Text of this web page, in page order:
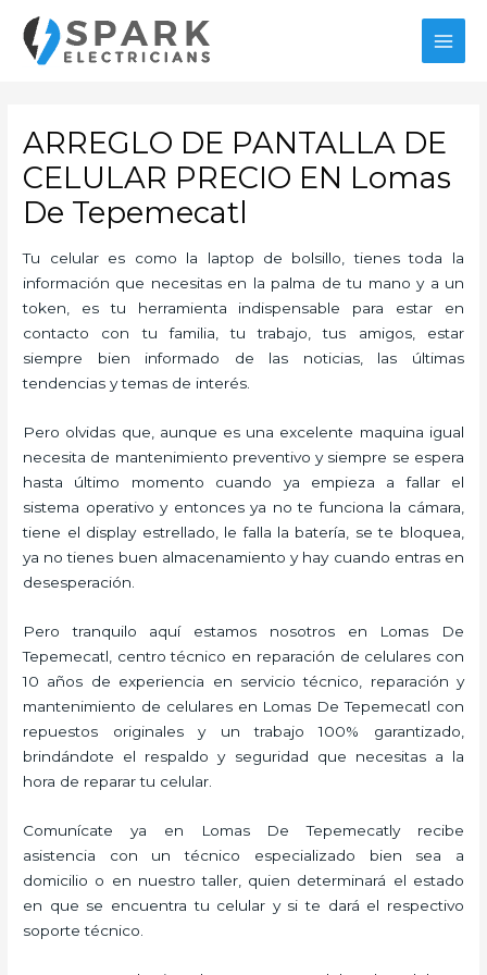
contenido
ARREGLO DE PANTALLA DE
CELULAR PRECIO EN Lomas
De Tepemecatl
Tu celular es como la laptop de bolsillo, tienes toda la
información que necesitas en la palma de tu mano y a un
token, es tu herramienta indispensable para estar en
contacto con tu familia, tu trabajo, tus amigos, estar
siempre bien informado de las noticias, las últimas
tendencias y temas de interés.
Pero olvidas que, aunque es una excelente maquina igual
necesita de mantenimiento preventivo y siempre se espera
hasta último momento cuando ya empieza a fallar el
sistema operativo y entonces ya no te funciona la cámara,
tiene el display estrellado, le falla la batería, se te bloquea,
ya no tienes buen almacenamiento y hay cuando entras en
desesperación.
Pero tranquilo aquí estamos nosotros en Lomas De
Tepemecatl, centro técnico en reparación de celulares con
10 años de experiencia en servicio técnico, reparación y
mantenimiento de celulares en Lomas De Tepemecatl con
repuestos originales y un trabajo 100% garantizado,
brindándote el respaldo y seguridad que necesitas a la
hora de reparar tu celular.
Comunícate ya en Lomas De Tepemecatly recibe
asistencia con un técnico especializado bien sea a
domicilio o en nuestro taller, quien determinará el estado
en que se encuentra tu celular y si te dará el respectivo
soporte técnico.